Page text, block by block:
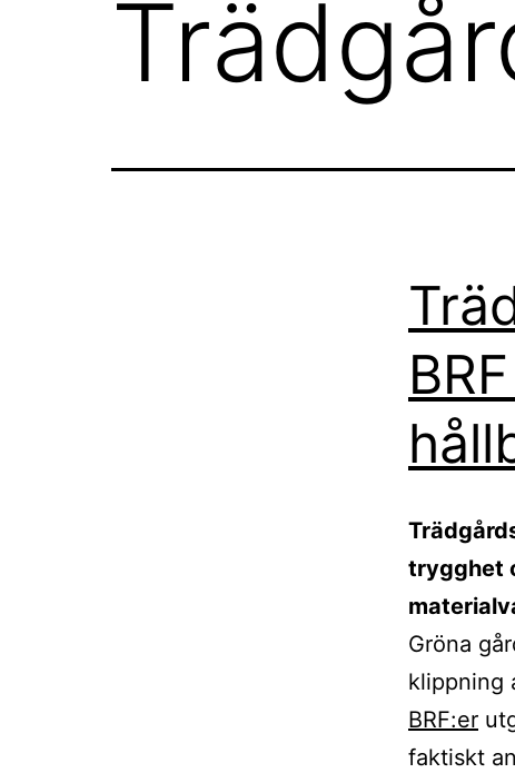
trygghet
Gröna
klippning
BRF:er
faktiskt